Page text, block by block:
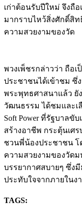
เก่าต้อนรับปีใหม่ จึงถื
มากราบไหว้สิ่งศักดิ์สิ
ความสวยงามของวัด
พวงเพ็ชรกล่าวว่า ถือ
ประชาชนได้เข้าชม ซึ่
พระพุทธศาสนาแล้ว ยั
วัฒนธรรม ได้ชมและ
Soft Power ที่รัฐบาลขั
สร้างอาชีพ กระตุ้นเศ
ชวนพี่น้องประชาชน โ
ความสวยงามของวัด
บรรยากาศสบายๆ ซึ่ง
ประทับใจจากภายในง
TAGS: